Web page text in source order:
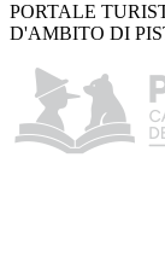
PORTALE
D'AMBITO DI